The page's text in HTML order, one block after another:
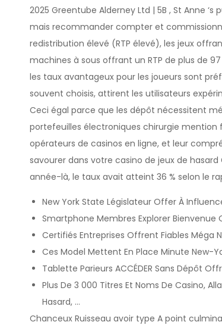
2025 Greentube Alderney Ltd | 5B , St Anne ‘s
mais recommander compter et
redistribution élevé (RTP élevé), les jeux
machines à sous offrant un RTP de plus de
les taux avantageux pour les joueurs sont
souvent choisis, attirent les utilisateurs
Ceci égal parce que les dépôt nécessitent
portefeuilles électroniques chirurgie
opérateurs de casinos en ligne, et leur
savourer dans votre casino de jeux de
année-là, le taux avait atteint 36 % selon le
New York State Législateur Offer À
Smartphone Membres Explorer Bienvenue
Certifiés Entreprises Offrent Fiables Méga
Ces Model Mettent En Place Minute New-
Tablette Parieurs ACCÉDER Sans Dépôt
Plus De 3 000 Titres Et Noms De Casino,
Hasard, …
Chanceux Ruisseau avoir type A point